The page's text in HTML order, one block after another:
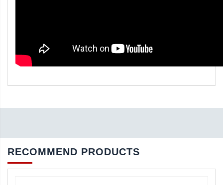
RECOMMEND PRODUCTS